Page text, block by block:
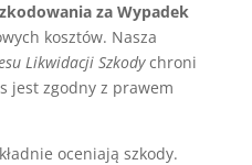
za Wypadek
kosztów. Nasza
Likwidacji Szkodychroni
jest zgodny z prawem
oceniają szkody.